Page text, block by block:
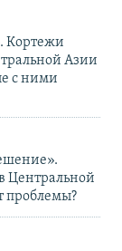
Кортежи
Азии
с ними
Центральной
проблемы?